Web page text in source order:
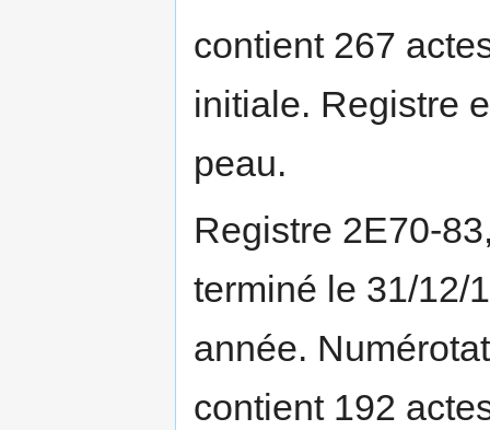
contient 267
initiale. Registre
peau.
Registre 2E70-
terminé le 31/12/
année.
contient 192